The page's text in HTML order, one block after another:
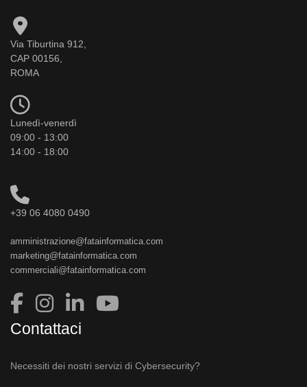
Via Tiburtina 912,
CAP 00156,
ROMA
Lunedì-venerdì
09:00 - 13:00
14:00 - 18:00
+39 06 4080 0490
amministrazione@fatainformatica.com
marketing@fatainformatica.com
commerciali@fatainformatica.com
Contattaci
Necessiti dei nostri servizi di Cybersecurity?